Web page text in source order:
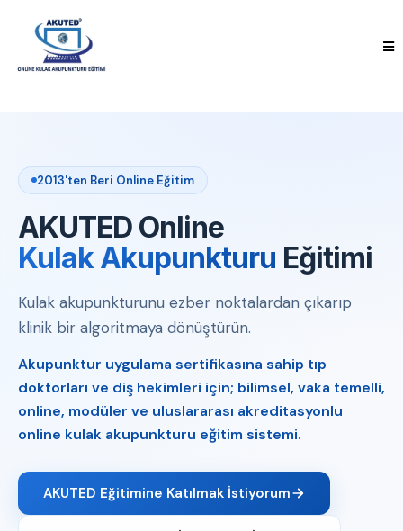
2013'ten Beri Online Eğitim
AKUTED Online
Kulak Akupunkturu Eğitimi
Kulak akupunkturunu ezber noktalardan çıkarıp
klinik bir algoritmaya dönüştürün.
Akupunktur uygulama sertifikasına sahip tıp
doktorları ve diş hekimleri için; bilimsel, vaka temelli,
online, modüler ve uluslararası akreditasyonlu
online kulak akupunkturu eğitim sistemi.
AKUTED Eğitimine Katılmak İstiyorum